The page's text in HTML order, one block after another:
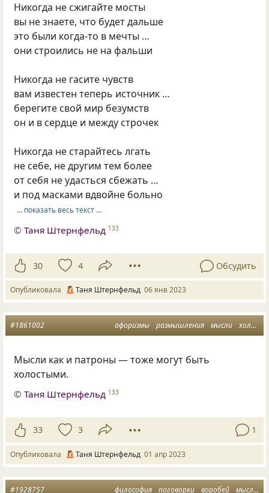
Никогда не сжигайте мосты
вы не знаете, что будет дальше
это были когда-то в мечты …
они строились не на фальши
Никогда не гасите чувств
вам известен теперь источник …
берегите свой мир безумств
он и в сердце и между строчек
Никогда не старайтесь лгать
не себе, не другим тем более
от себя не удасться сбежать …
и под масками вдвойне больно
… показать весь текст …
©Таня Штернфельд 133
30 4 Обсудить
Опубликовала Таня Штернфельд 06 янв 2023
афоризмы размышления мысли холостые патроны
#1861002
Мысли как и патроны — тоже могут быть
холостыми.
©Таня Штернфельд 133
33 3 1
Опубликовала Таня Штернфельд 01 апр 2023
философия поговорки воробей мысли
#1928757